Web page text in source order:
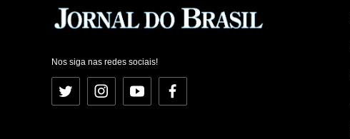
Nos siga nas redes sociais!
Twitter InstagramYouTubeFacebook